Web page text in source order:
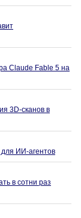
Claude Fable 5 на
3D-сканов в
ИИ-агентов
в сотни раз